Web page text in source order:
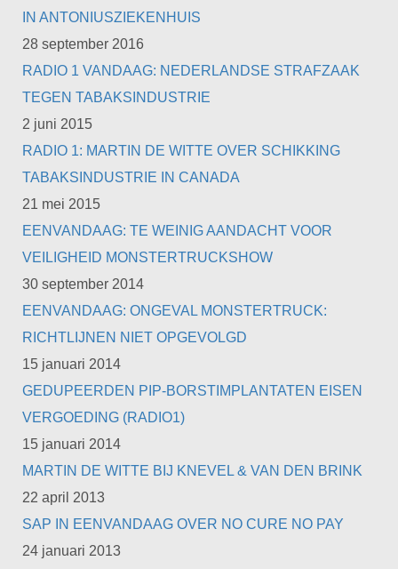
IN ANTONIUSZIEKENHUIS
28 september 2016
RADIO 1 VANDAAG: NEDERLANDSE STRAFZAAK
TEGEN TABAKSINDUSTRIE
2 juni 2015
RADIO 1: MARTIN DE WITTE OVER SCHIKKING
TABAKSINDUSTRIE IN CANADA
21 mei 2015
EENVANDAAG: TE WEINIG AANDACHT VOOR
VEILIGHEID MONSTERTRUCKSHOW
30 september 2014
EENVANDAAG: ONGEVAL MONSTERTRUCK:
RICHTLIJNEN NIET OPGEVOLGD
15 januari 2014
GEDUPEERDEN PIP-BORSTIMPLANTATEN EISEN
VERGOEDING (RADIO1)
15 januari 2014
MARTIN DE WITTE BIJ KNEVEL & VAN DEN BRINK
22 april 2013
SAP IN EENVANDAAG OVER NO CURE NO PAY
24 januari 2013